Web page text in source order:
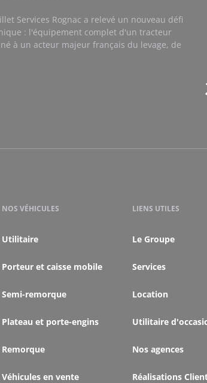
Services Rognac a relevé un nouveau défi
: l'équipement complet d'un tracteur
à un acteur majeur français du levage, de
NOS VÉHICULES
Utilitaire
Porteur et caisse mobile
Semi-remorque
Plateau et porte-engins
Remorque
Véhicules en vente
LIENS UTILES
Le Groupe
Services
Location
Utilitaire
Nos agences
Réalisations